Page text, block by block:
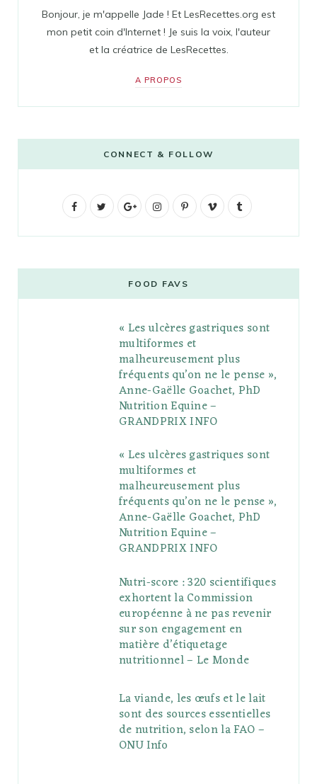
Bonjour, je m'appelle Jade ! Et LesRecettes.org est
mon petit coin d'Internet ! Je suis la voix, l'auteur
et la créatrice de LesRecettes.
A PROPOS
CONNECT & FOLLOW
F
b
t
G
g
l
e
P
l
s
I
t
a
g
r
a
m
P
e
r
e
s
V
o
l
r
FOOD FAVS
« Les ulcères gastriques sont
multiformes et
malheureusement plus
fréquents qu’on ne le pense »,
Anne-Gaëlle Goachet, PhD
Nutrition Equine –
GRANDPRIX INFO
« Les ulcères gastriques sont
multiformes et
malheureusement plus
fréquents qu’on ne le pense »,
Anne-Gaëlle Goachet, PhD
Nutrition Equine –
GRANDPRIX INFO
Nutri-score : 320 scientifiques
exhortent la Commission
européenne à ne pas revenir
sur son engagement en
matière d’étiquetage
nutritionnel – Le Monde
La viande, les œufs et le lait
sont des sources essentielles
de nutrition, selon la FAO –
ONU Info